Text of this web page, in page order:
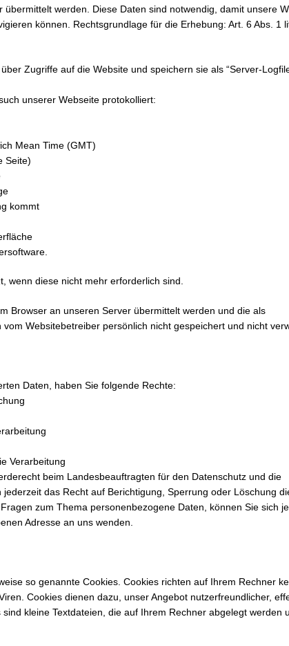
übermittelt werden. Diese Daten sind notwendig, damit unsere
können. Rechtsgrundlage für die Erhebung: Art. 6 Abs. 1
Zugriffe auf die Website und speichern sie als “Server-
unserer Webseite protokolliert:
Mean Time (GMT)
Seite)
kommt
wenn diese nicht mehr erforderlich sind.
Browser an unseren Server übermittelt werden und die als
Websitebetreiber persönlich nicht gespeichert und nicht
Daten, haben Sie folgende Rechte:
Verarbeitung
beim Landesbeauftragten für den Datenschutz und die
das Recht auf Berichtigung, Sperrung oder Löschung
zum Thema personenbezogene Daten, können Sie sich
Adresse an uns wenden.
so genannte Cookies. Cookies richten auf Ihrem Rechner
Cookies dienen dazu, unser Angebot nutzerfreundlicher,
kleine Textdateien, die auf Ihrem Rechner abgelegt werden